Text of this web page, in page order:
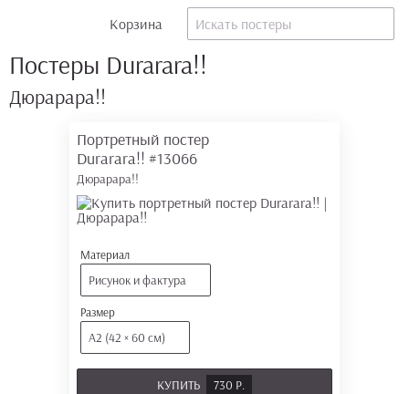
Корзина
Постеры Durarara!!
Дюрарара!!
Портретный постер
Durarara!! #13066
Дюрарара!!
Материал
Рисунок и фактура
Размер
А2 (42 × 60 см)
КУПИТЬ 730 Р.